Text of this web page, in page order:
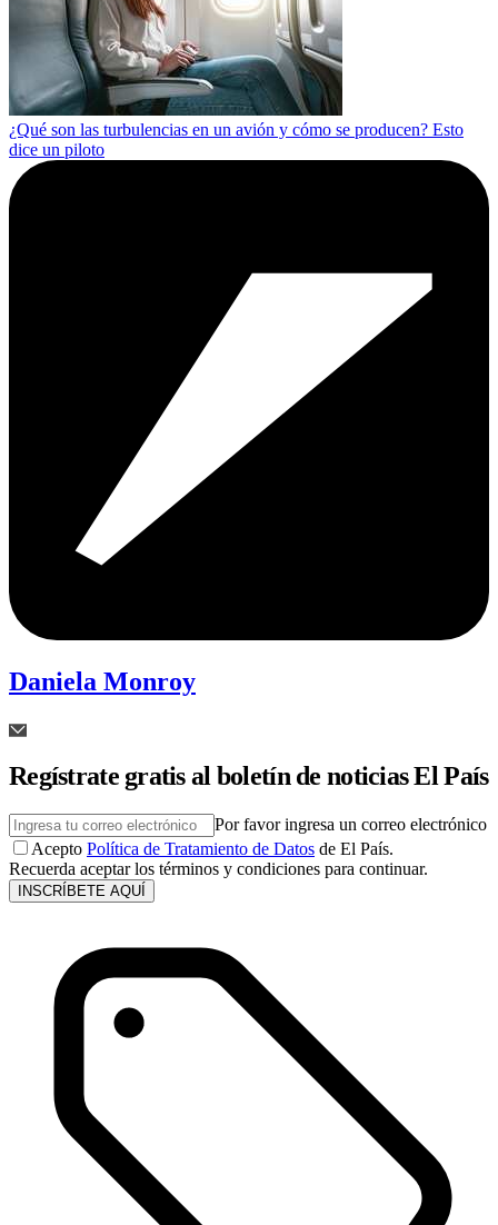
¿Qué son las turbulencias en un avión y cómo se producen? Esto
dice un piloto
Daniela Monroy
Regístrate gratis al boletín de noticias El País
Por favor ingresa un correo electrónico
Acepto Política de Tratamiento de Datos de El País.
Recuerda aceptar los términos y condiciones para continuar.
INSCRÍBETE AQUÍ